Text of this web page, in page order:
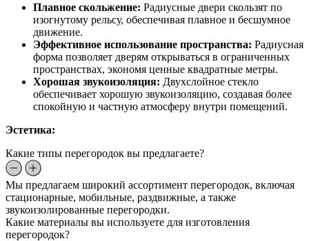
Плавное скольжение: Радиусные двери скользят по
изогнутому рельсу, обеспечивая плавное и бесшумное
движение.
Эффективное использование пространства: Радиусная
форма позволяет дверям открываться в ограниченных
пространствах, экономя ценные квадратные метры.
Хорошая звукоизоляция: Двухслойное стекло
обеспечивает хорошую звукоизоляцию, создавая более
спокойную и частную атмосферу внутри помещений.
Эстетика:
Какие типы перегородок вы предлагаете?
Мы предлагаем широкий ассортимент перегородок, включая
стационарные, мобильные, раздвижные, а также
звукоизолированные перегородки.
Какие материалы вы используете для изготовления
перегородок?